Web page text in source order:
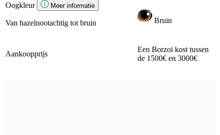
Oogkleur Meer informatie
Van hazelnootachtig tot bruin Bruin
Aankoopprijs
Een Borzoi kost tussen
de 1500€ en 3000€